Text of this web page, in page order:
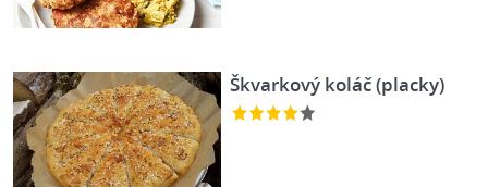
Škvarkový koláč (placky)